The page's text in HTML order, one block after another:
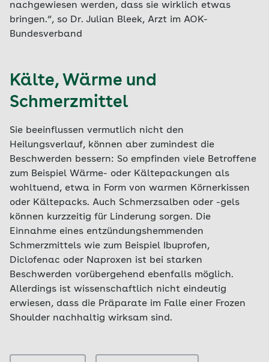
nachgewiesen werden, dass sie wirklich etwas
bringen.“, so Dr. Julian Bleek, Arzt im AOK-
Bundesverband
Kälte, Wärme und
Schmerzmittel
Sie beeinflussen vermutlich nicht den
Heilungsverlauf, können aber zumindest die
Beschwerden bessern: So empfinden viele Betroffene
zum Beispiel Wärme- oder Kältepackungen als
wohltuend, etwa in Form von warmen Körnerkissen
oder Kältepacks. Auch Schmerzsalben oder -gels
können kurzzeitig für Linderung sorgen. Die
Einnahme eines entzündungshemmenden
Schmerzmittels wie zum Beispiel Ibuprofen,
Diclofenac oder Naproxen ist bei starken
Beschwerden vorübergehend ebenfalls möglich.
Allerdings ist wissenschaftlich nicht eindeutig
erwiesen, dass die Präparate im Falle einer Frozen
Shoulder nachhaltig wirksam sind.